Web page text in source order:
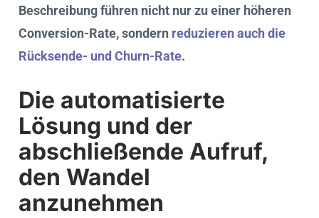
Beschreibung führen nicht nur zu einer höheren
Conversion-Rate, sondern reduzieren auch die
Rücksende- und Churn-Rate.
Die automatisierte
Lösung und der
abschließende Aufruf,
den Wandel
anzunehmen